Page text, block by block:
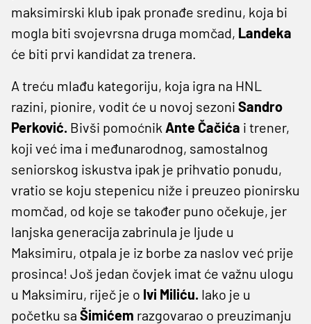
maksimirski klub ipak pronađe sredinu, koja bi
mogla biti svojevrsna druga momčad, Landeka
će biti prvi kandidat za trenera.
A treću mlađu kategoriju, koja igra na HNL
razini, pionire, vodit će u novoj sezoni Sandro
Perković. Bivši pomoćnik Ante Čačića i trener,
koji već ima i međunarodnog, samostalnog
seniorskog iskustva ipak je prihvatio ponudu,
vratio se koju stepenicu niže i preuzeo pionirsku
momčad, od koje se također puno očekuje, jer
lanjska generacija zabrinula je ljude u
Maksimiru, otpala je iz borbe za naslov već prije
prosinca! Još jedan čovjek imat će važnu ulogu
u Maksimiru, riječ je o Ivi Miliću. Iako je u
početku sa Šimićem razgovarao o preuzimanju